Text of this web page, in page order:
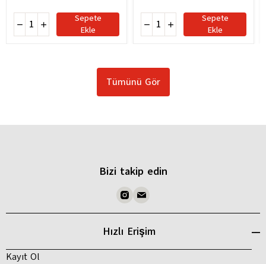
Sepete
Ekle
Sepete
Ekle
Tümünü Gör
Bizi takip edin
Hızlı Erişim
Kayıt Ol